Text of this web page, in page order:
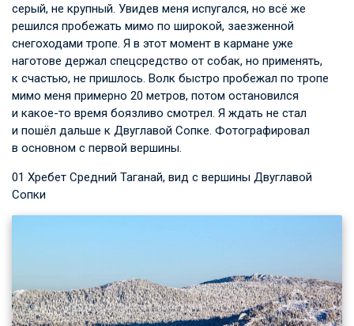
серый, не крупный. Увидев меня испугался, но всё же
решился пробежать мимо по широкой, заезженной
снегоходами тропе. Я в этот момент в кармане уже
наготове держал спецсредство от собак, но применять,
к счастью, не пришлось. Волк быстро пробежал по тропе
мимо меня примерно 20 метров, потом остановился
и какое-то время боязливо смотрел. Я ждать не стал
и пошёл дальше к Двуглавой Сопке. Фотографировал
в основном с первой вершины.
01 Хребет Средний Таганай, вид с вершины Двуглавой
Сопки